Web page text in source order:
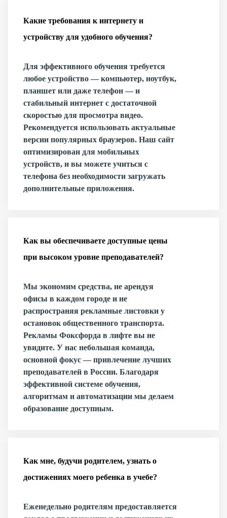
Какие требования к интернету и
устройству для удобного обучения?
Для эффективного обучения требуется
любое устройство — компьютер, ноутбук,
планшет или даже телефон — и
стабильный интернет с достаточной
скоростью для просмотра видео.
Рекомендуется использовать актуальные
версии популярных браузеров. Наш сайт
оптимизирован для мобильных
устройств, и вы можете учиться с
телефона без необходимости загружать
дополнительные приложения.
Как вы обеспечиваете доступные цены
при высоком уровне преподавателей?
Мы экономим средства, не арендуя
офисы в каждом городе и не
распространяя рекламные листовки у
остановок общественного транспорта.
Рекламы Фоксфорда в лифте вы не
увидите. У нас небольшая команда,
основной фокус — привлечение лучших
преподавателей в России. Благодаря
эффективной системе обучения,
алгоритмам и автоматизации мы делаем
образование доступным.
Как мне, будучи родителем, узнать о
достижениях моего ребенка в учебе?
Еженедельно родителям предоставляется